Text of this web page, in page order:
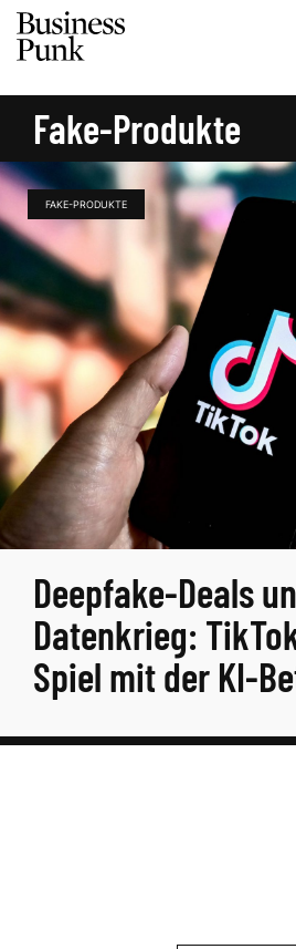
Fake-Produkte
FAKE-PRODUKTE
Deepfake-Deals
Datenkrieg:
Spiel mit der KI-